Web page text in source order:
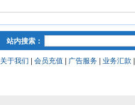
站内搜索：
关于我们 会员充值 广告服务 业务汇款